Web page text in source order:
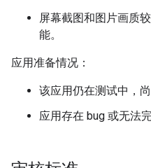
屏幕截图和图片画质
能。
应用准备情况：
该应用仍在测试中，
应用存在 bug 或无法